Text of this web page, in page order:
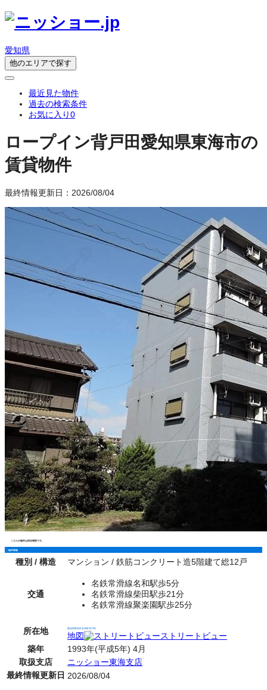
愛知県
他のエリアで探す
最近見た物件
過去の検索条件
お気に入り0
ロープイン背戸田 愛知県東海市の
賃貸物件
最終情報更新日：2026/08/04
こちらの物件は現在満室です。
物件情報
種別 / 構造 マンション / 鉄筋コンクリート造5階建て総12戸
交通
名鉄常滑線名和駅歩5分
名鉄常滑線柴田駅歩21分
名鉄常滑線聚楽園駅歩25分
所在地 愛知県東海市名和町背戸田
地図
ストリートビュー
築年
1993年(平成5年) 4月
取扱支店
ニッショー東海支店
最終情報更新日 2026/08/04